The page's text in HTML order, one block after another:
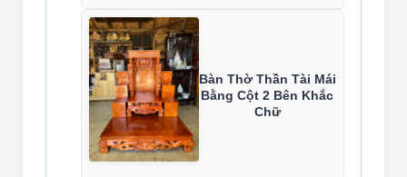
Bàn Thờ Thần Tài Mái
Bằng Cột 2 Bên Khắc
Chữ